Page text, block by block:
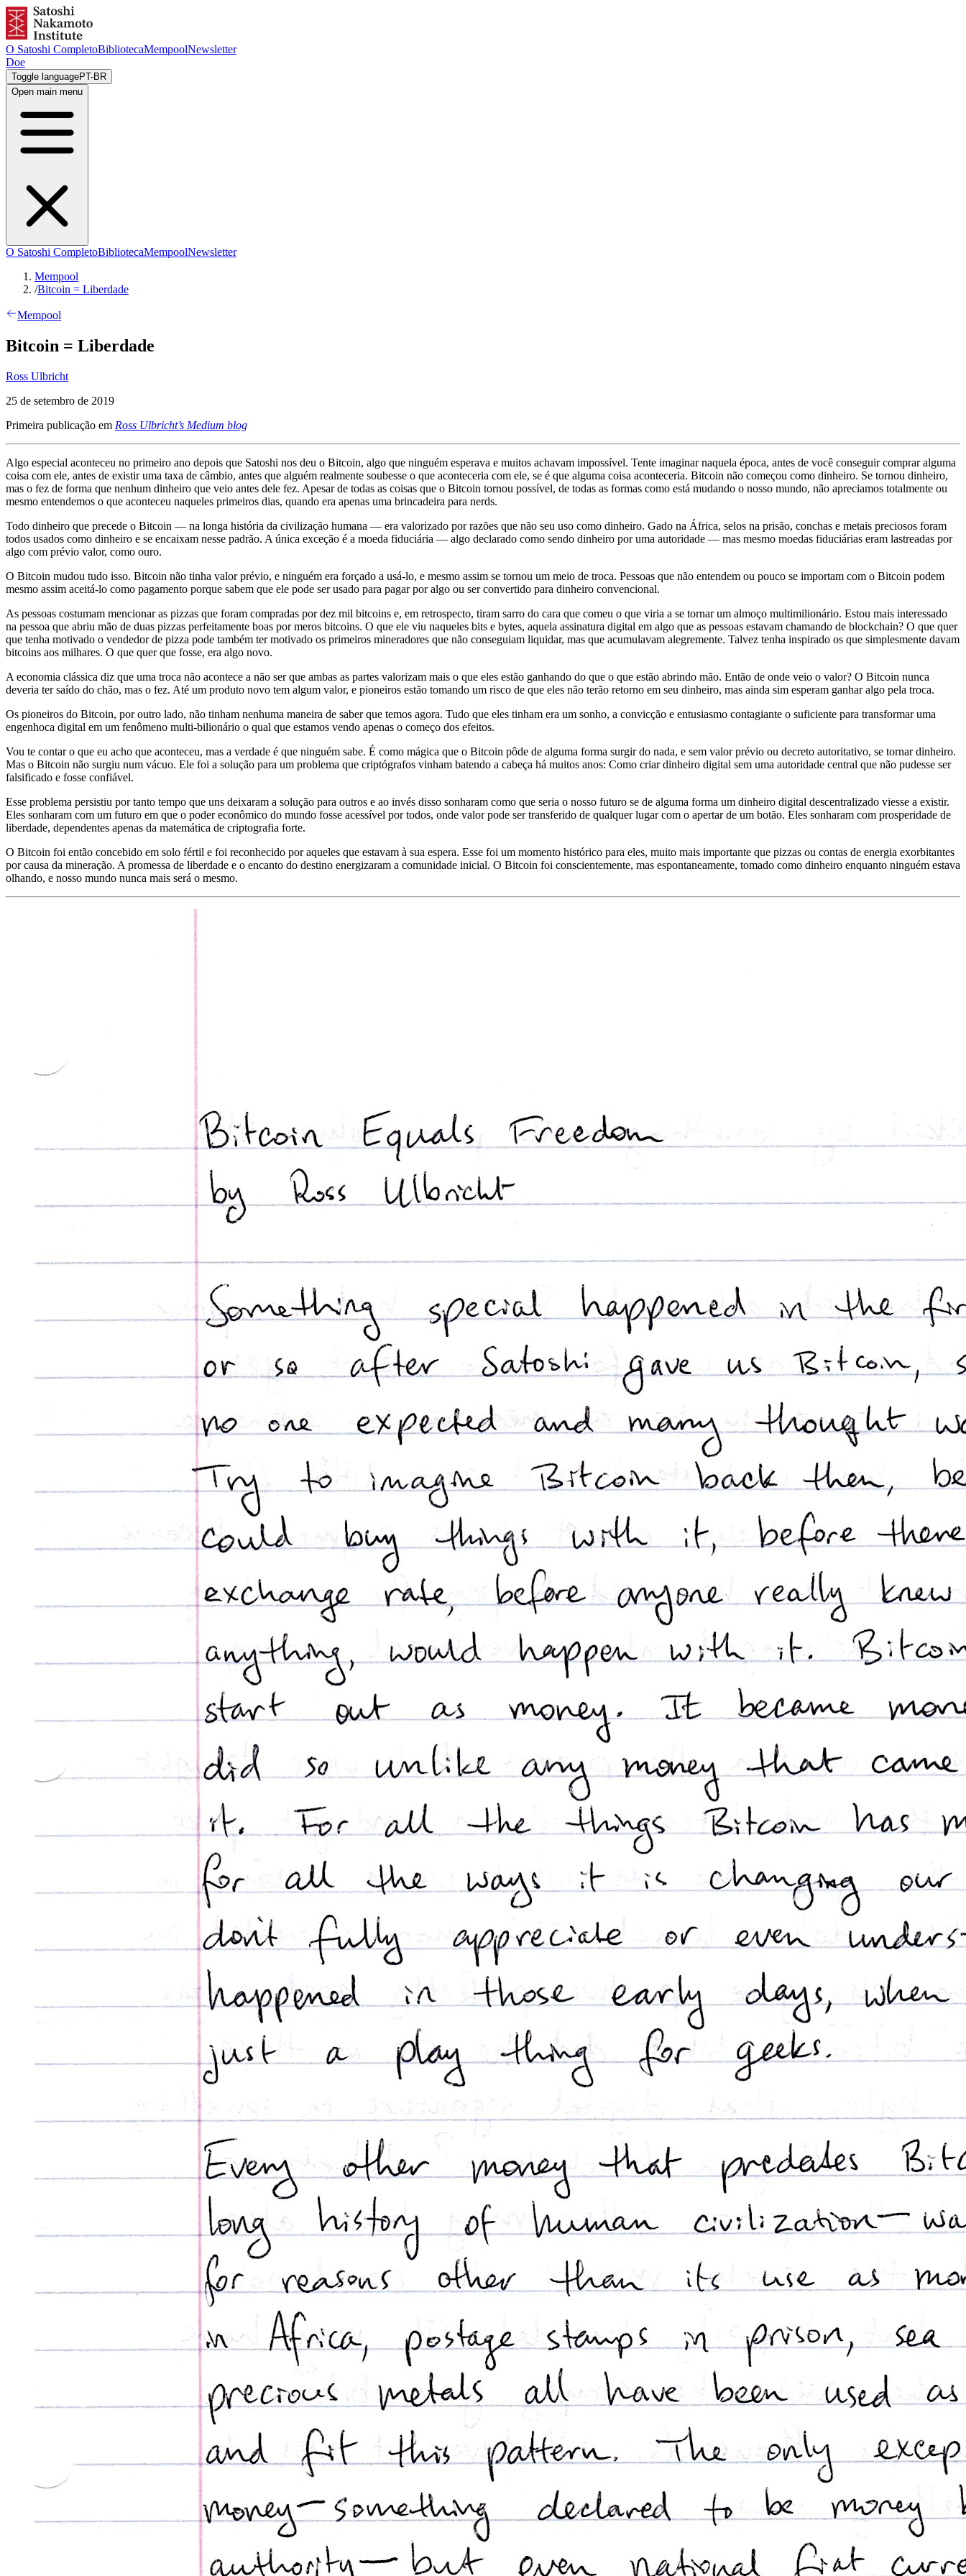
O Satoshi CompletoBibliotecaMempoolNewsletter
Doe
Toggle languagePT-BR
Open main menu
O Satoshi CompletoBibliotecaMempoolNewsletter
Mempool
/Bitcoin = Liberdade
Mempool
Bitcoin = Liberdade
Ross Ulbricht
25 de setembro de 2019
Primeira publicação em Ross Ulbricht’s Medium blog
Algo especial aconteceu no primeiro ano depois que Satoshi nos deu o Bitcoin, algo que ninguém esperava e muitos achavam impossível. Tente imaginar naquela época, antes de você conseguir comprar alguma
coisa com ele, antes de existir uma taxa de câmbio, antes que alguém realmente soubesse o que aconteceria com ele, se é que alguma coisa aconteceria. Bitcoin não começou como dinheiro. Se tornou dinheiro,
mas o fez de forma que nenhum dinheiro que veio antes dele fez. Apesar de todas as coisas que o Bitcoin tornou possível, de todas as formas como está mudando o nosso mundo, não apreciamos totalmente ou
mesmo entendemos o que aconteceu naqueles primeiros dias, quando era apenas uma brincadeira para nerds.
Todo dinheiro que precede o Bitcoin — na longa história da civilização humana — era valorizado por razões que não seu uso como dinheiro. Gado na África, selos na prisão, conchas e metais preciosos foram
todos usados como dinheiro e se encaixam nesse padrão. A única exceção é a moeda fiduciária — algo declarado como sendo dinheiro por uma autoridade — mas mesmo moedas fiduciárias eram lastreadas por
algo com prévio valor, como ouro.
O Bitcoin mudou tudo isso. Bitcoin não tinha valor prévio, e ninguém era forçado a usá-lo, e mesmo assim se tornou um meio de troca. Pessoas que não entendem ou pouco se importam com o Bitcoin podem
mesmo assim aceitá-lo como pagamento porque sabem que ele pode ser usado para pagar por algo ou ser convertido para dinheiro convencional.
As pessoas costumam mencionar as pizzas que foram compradas por dez mil bitcoins e, em retrospecto, tiram sarro do cara que comeu o que viria a se tornar um almoço multimilionário. Estou mais interessado
na pessoa que abriu mão de duas pizzas perfeitamente boas por meros bitcoins. O que ele viu naqueles bits e bytes, aquela assinatura digital em algo que as pessoas estavam chamando de blockchain? O que quer
que tenha motivado o vendedor de pizza pode também ter motivado os primeiros mineradores que não conseguiam liquidar, mas que acumulavam alegremente. Talvez tenha inspirado os que simplesmente davam
bitcoins aos milhares. O que quer que fosse, era algo novo.
A economia clássica diz que uma troca não acontece a não ser que ambas as partes valorizam mais o que eles estão ganhando do que o que estão abrindo mão. Então de onde veio o valor? O Bitcoin nunca
deveria ter saído do chão, mas o fez. Até um produto novo tem algum valor, e pioneiros estão tomando um risco de que eles não terão retorno em seu dinheiro, mas ainda sim esperam ganhar algo pela troca.
Os pioneiros do Bitcoin, por outro lado, não tinham nenhuma maneira de saber que temos agora. Tudo que eles tinham era um sonho, a convicção e entusiasmo contagiante o suficiente para transformar uma
engenhoca digital em um fenômeno multi-bilionário o qual que estamos vendo apenas o começo dos efeitos.
Vou te contar o que eu acho que aconteceu, mas a verdade é que ninguém sabe. É como mágica que o Bitcoin pôde de alguma forma surgir do nada, e sem valor prévio ou decreto autoritativo, se tornar dinheiro.
Mas o Bitcoin não surgiu num vácuo. Ele foi a solução para um problema que criptógrafos vinham batendo a cabeça há muitos anos: Como criar dinheiro digital sem uma autoridade central que não pudesse ser
falsificado e fosse confiável.
Esse problema persistiu por tanto tempo que uns deixaram a solução para outros e ao invés disso sonharam como que seria o nosso futuro se de alguma forma um dinheiro digital descentralizado viesse a existir.
Eles sonharam com um futuro em que o poder econômico do mundo fosse acessível por todos, onde valor pode ser transferido de qualquer lugar com o apertar de um botão. Eles sonharam com prosperidade de
liberdade, dependentes apenas da matemática de criptografia forte.
O Bitcoin foi então concebido em solo fértil e foi reconhecido por aqueles que estavam à sua espera. Esse foi um momento histórico para eles, muito mais importante que pizzas ou contas de energia exorbitantes
por causa da mineração. A promessa de liberdade e o encanto do destino energizaram a comunidade inicial. O Bitcoin foi conscientemente, mas espontaneamente, tomado como dinheiro enquanto ninguém estava
olhando, e nosso mundo nunca mais será o mesmo.